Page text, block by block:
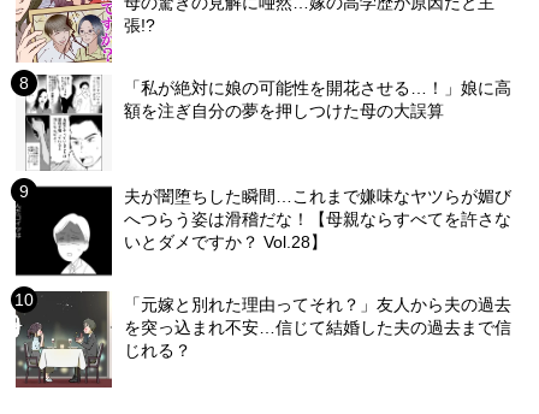
張!?
「私が絶対に娘の可能性を開花させる…！」娘に高
額を注ぎ自分の夢を押しつけた母の大誤算
夫が闇堕ちした瞬間…これまで嫌味なヤツらが媚び
へつらう姿は滑稽だな！【母親ならすべてを許さな
いとダメですか？ Vol.28】
「元嫁と別れた理由ってそれ？」友人から夫の過去
を突っ込まれ不安…信じて結婚した夫の過去まで信
じれる？